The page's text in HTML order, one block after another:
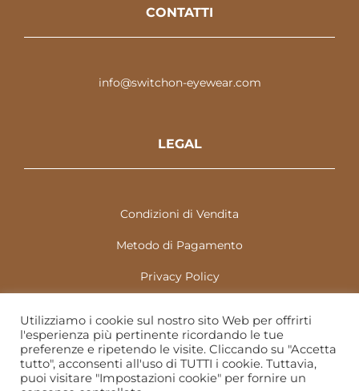
CONTATTI
info@switchon-eyewear.com
LEGAL
Condizioni di Vendita
Metodo di Pagamento
Privacy Policy
Copyright 2022 | T-Vedo Optic Room | P.IVA
05126370872 | C.F. CLVLCU84M02C351S
Utilizziamo i cookie sul nostro sito Web per offrirti
l'esperienza più pertinente ricordando le tue
preferenze e ripetendo le visite. Cliccando su "Accetta
tutto", acconsenti all'uso di TUTTI i cookie. Tuttavia,
puoi visitare "Impostazioni cookie" per fornire un